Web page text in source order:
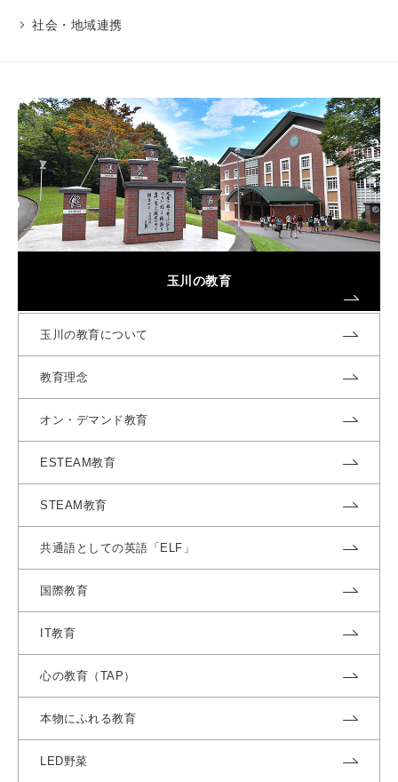
社会・地域連携
玉川の教育
玉川の教育について
教育理念
オン・デマンド教育
ESTEAM教育
STEAM教育
共通語としての英語「ELF」
国際教育
IT教育
心の教育（TAP）
本物にふれる教育
LED野菜